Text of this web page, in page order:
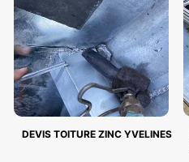
DEVIS TOITURE ZINC YVELINES